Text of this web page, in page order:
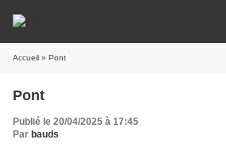
Accueil » Pont
Pont
Publié le 20/04/2025 à 17:45
Par bauds